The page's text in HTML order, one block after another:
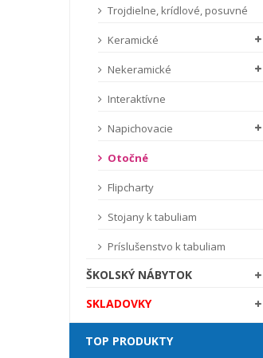
Trojdielne, krídlové, posuvné
Keramické
Nekeramické
Interaktívne
Napichovacie
Otočné
Flipcharty
Stojany k tabuliam
Príslušenstvo k tabuliam
ŠKOLSKÝ NÁBYTOK
SKLADOVKY
TOP PRODUKTY